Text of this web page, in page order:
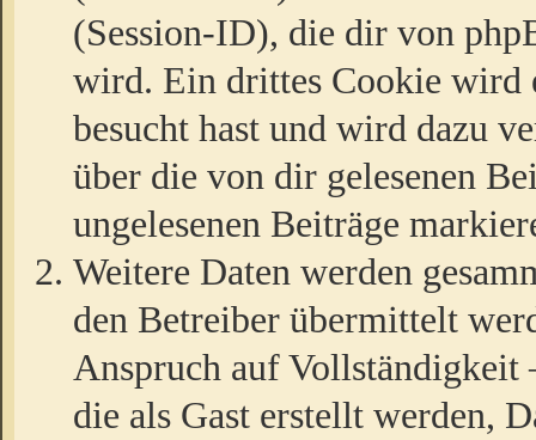
(Session-ID), die dir von
wird. Ein drittes Cookie wird
besucht hast und wird dazu
über die von dir gelesenen
ungelesenen Beiträge
Weitere Daten werden
den Betreiber übermittelt
Anspruch auf
die als Gast erstellt werden,